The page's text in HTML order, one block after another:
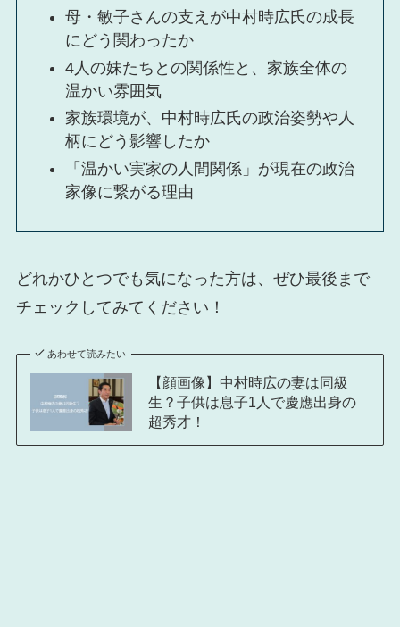
母・敏子さんの支えが中村時広氏の成長
にどう関わったか
4人の妹たちとの関係性と、家族全体の
温かい雰囲気
家族環境が、中村時広氏の政治姿勢や人
柄にどう影響したか
「温かい実家の人間関係」が現在の政治
家像に繋がる理由
どれかひとつでも気になった方は、ぜひ最後まで
チェックしてみてください！
あわせて読みたい
【顔画像】中村時広の妻は同級
生？子供は息子1人で慶應出身の
超秀才！